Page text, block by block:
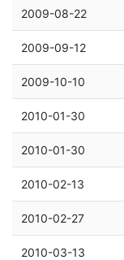
2009-08-22
2009-09-12
2009-10-10
2010-01-30
2010-01-30
2010-02-13
2010-02-27
2010-03-13